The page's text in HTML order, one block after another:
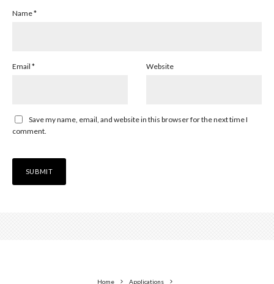
Name*
Email * Website
Save my name, email, and website in this browser for the next time I
comment.
Home
Applications